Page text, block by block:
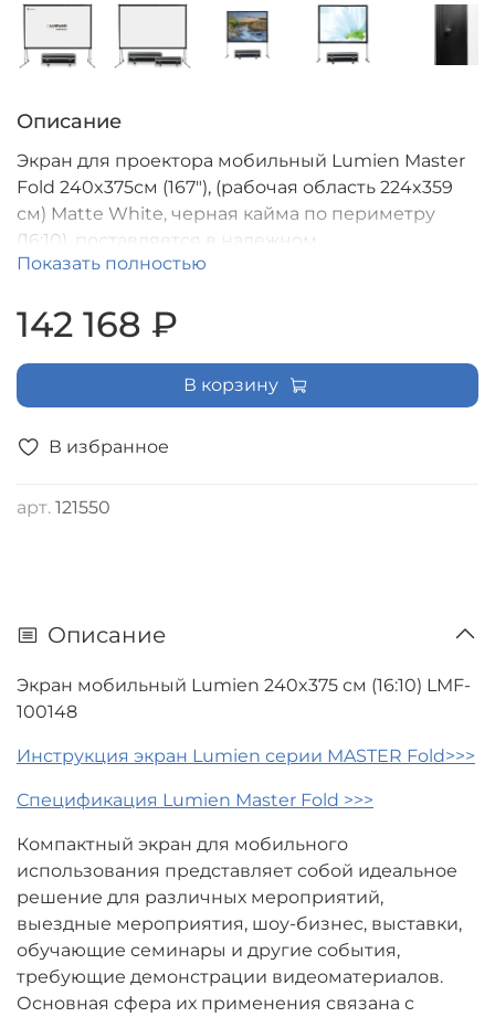
В избранное
арт. 121550
Описание
Экран для проектора мобильный Lumien Master
Fold 240x375см (167"), (рабочая область 224x359
см) Matte White, черная кайма по периметру
(16:10), поставляется в надежном
транспортировочном кейсе [LMF-100148]
Показать полностью
142 168 ₽
В корзину
Описание
Экран мобильный Lumien 240x375 см (16:10) LMF-
100148
Инструкция экран Lumien серии MASTER Fold>>>
Спецификация Lumien Master Fold >>>
Компактный экран для мобильного
использования представляет собой идеальное
решение для различных мероприятий,
выездные мероприятия, шоу-бизнес, выставки,
обучающие семинары и другие события,
требующие демонстрации видеоматериалов.
Основная сфера их применения связана с